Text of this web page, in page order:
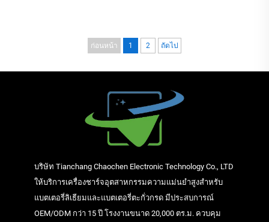
ประสิทธิภาพสูง
ก่อนหน้า 1 2 ถัดไป
บริษัท Tianchang Chaochen Electronic Technology Co., LTD
ให้บริการเครื่องชาร์จอุตสาหกรรมความแม่นยำสูงสำหรับ
แบตเตอรี่ลิเธียมและแบตเตอรี่ตะกั่วกรด มีประสบการณ์
OEM/ODM กว่า 15 ปี โรงงานขนาด 20,000 ตร.ม. ควบคุม